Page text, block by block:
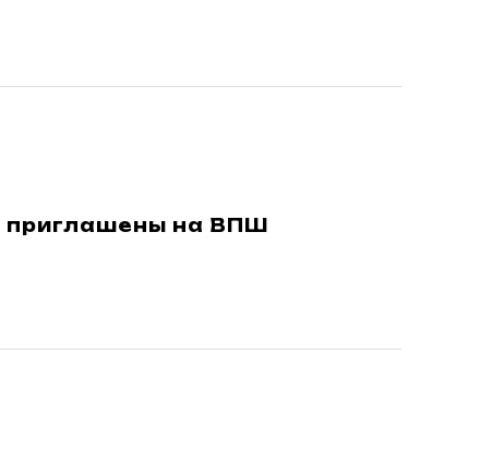
приглашены на ВПШ